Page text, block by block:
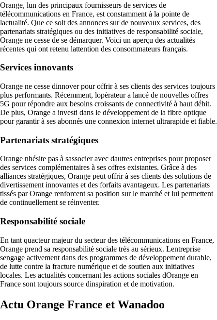
Orange, lun des principaux fournisseurs de services de
télécommunications en France, est constamment à la pointe de
lactualité. Que ce soit des annonces sur de nouveaux services, des
partenariats stratégiques ou des initiatives de responsabilité sociale,
Orange ne cesse de se démarquer. Voici un aperçu des actualités
récentes qui ont retenu lattention des consommateurs français.
Services innovants
Orange ne cesse dinnover pour offrir à ses clients des services toujours
plus performants. Récemment, lopérateur a lancé de nouvelles offres
5G pour répondre aux besoins croissants de connectivité à haut débit.
De plus, Orange a investi dans le développement de la fibre optique
pour garantir à ses abonnés une connexion internet ultrarapide et fiable.
Partenariats stratégiques
Orange nhésite pas à sassocier avec dautres entreprises pour proposer
des services complémentaires à ses offres existantes. Grâce à des
alliances stratégiques, Orange peut offrir à ses clients des solutions de
divertissement innovantes et des forfaits avantageux. Les partenariats
tissés par Orange renforcent sa position sur le marché et lui permettent
de continuellement se réinventer.
Responsabilité sociale
En tant quacteur majeur du secteur des télécommunications en France,
Orange prend sa responsabilité sociale très au sérieux. Lentreprise
sengage activement dans des programmes de développement durable,
de lutte contre la fracture numérique et de soutien aux initiatives
locales. Les actualités concernant les actions sociales dOrange en
France sont toujours source dinspiration et de motivation.
Actu Orange France et Wanadoo